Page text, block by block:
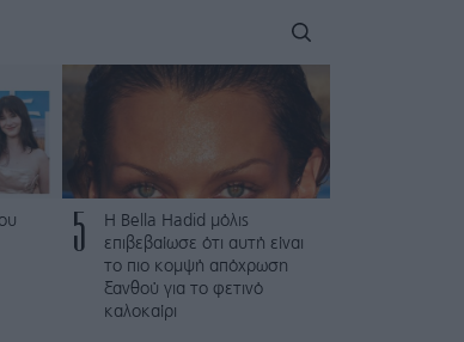
5
Η Bella Hadid μόλις
επιβεβαίωσε ότι αυτή είναι
το πιο κομψή απόχρωση
ξανθού για το φετινό
καλοκαίρι